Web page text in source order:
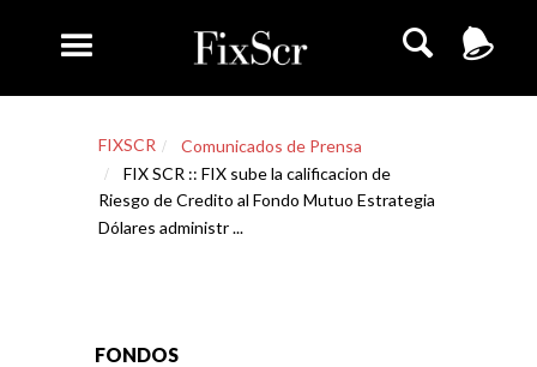
FIXSCR
Comunicados de Prensa
FIX SCR :: FIX sube la calificacion de
Riesgo de Credito al Fondo Mutuo Estrategia
Dólares administr ...
FONDOS